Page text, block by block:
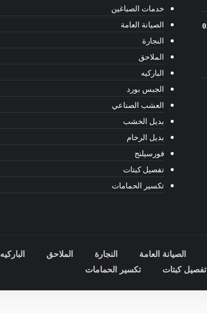
خدمات الصباغين
الصيانة العامة
النجارة
الملاحق
الباركيه
الجبس بورد
العشب الصناعي
بديل الخشب
بديل الرخام
فورسيلنج
تفصيل كبتات
تكسير الحمامات
الصيانة العامة النجارة الملاحق
الباركيه
تفصيل كبتات تكسير الحمامات